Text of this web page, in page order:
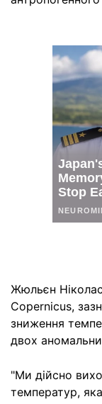
Жюльєн
Copernicus,
зниження
двох
"Ми дійсно
температур,